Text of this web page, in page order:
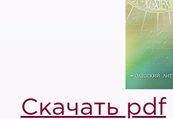
Скачать pdf